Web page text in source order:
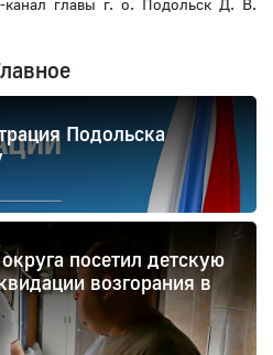
канал главы г. о. Подольск Д. В.
Подольска
посетил детскую
возгорания в